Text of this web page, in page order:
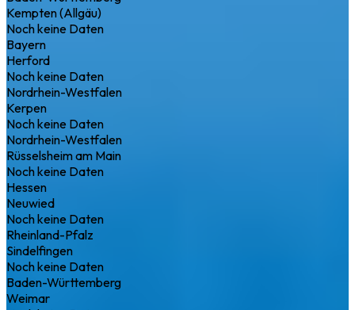
Kempten (Allgäu)
Noch keine Daten
Bayern
Herford
Noch keine Daten
Nordrhein-Westfalen
Kerpen
Noch keine Daten
Nordrhein-Westfalen
Rüsselsheim am Main
Noch keine Daten
Hessen
Neuwied
Noch keine Daten
Rheinland-Pfalz
Sindelfingen
Noch keine Daten
Baden-Württemberg
Weimar